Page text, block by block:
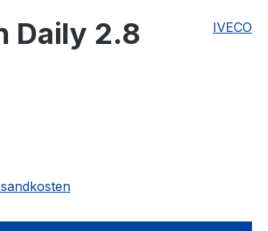
Daily 2.8
IVECO